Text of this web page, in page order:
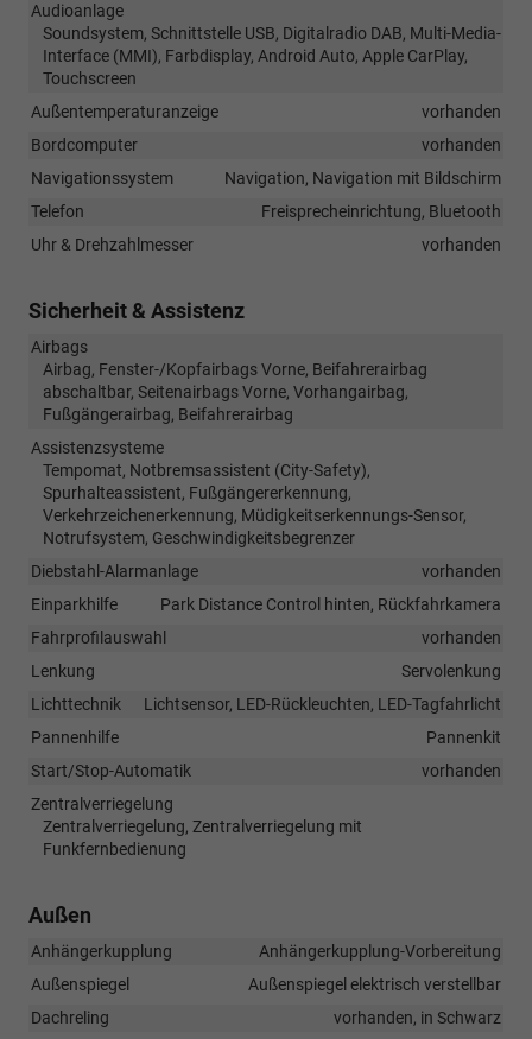
Audioanlage
Soundsystem, Schnittstelle USB, Digitalradio DAB, Multi-Media-
Interface (MMI), Farbdisplay, Android Auto, Apple CarPlay,
Touchscreen
Außentemperaturanzeige
vorhanden
Bordcomputer
vorhanden
Navigationssystem
Navigation, Navigation mit Bildschirm
Telefon
Freisprecheinrichtung, Bluetooth
Uhr & Drehzahlmesser
vorhanden
Sicherheit & Assistenz
Airbags
Airbag, Fenster-/Kopfairbags Vorne, Beifahrerairbag
abschaltbar, Seitenairbags Vorne, Vorhangairbag,
Fußgängerairbag, Beifahrerairbag
Assistenzsysteme
Tempomat, Notbremsassistent (City-Safety),
Spurhalteassistent, Fußgängererkennung,
Verkehrzeichenerkennung, Müdigkeitserkennungs-Sensor,
Notrufsystem, Geschwindigkeitsbegrenzer
Diebstahl-Alarmanlage
vorhanden
Einparkhilfe
Park Distance Control hinten, Rückfahrkamera
Fahrprofilauswahl
vorhanden
Lenkung
Servolenkung
Lichttechnik
Lichtsensor, LED-Rückleuchten, LED-Tagfahrlicht
Pannenhilfe
Pannenkit
Start/Stop-Automatik
vorhanden
Zentralverriegelung
Zentralverriegelung, Zentralverriegelung mit
Funkfernbedienung
Außen
Anhängerkupplung
Anhängerkupplung-Vorbereitung
Außenspiegel
Außenspiegel elektrisch verstellbar
Dachreling
vorhanden, in Schwarz